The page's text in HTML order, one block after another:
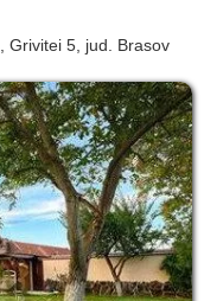
, Grivitei 5 , jud. Brasov